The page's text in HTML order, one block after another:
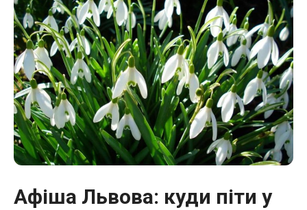
Афіша Львова: куди піти у